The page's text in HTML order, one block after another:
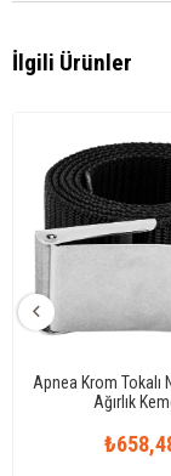
İlgili Ürünler
Apnea Krom Tokalı
Ağırlık